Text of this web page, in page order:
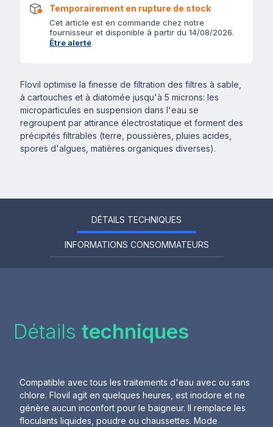
Temporairement en rupture de stock
Cet article est en commande chez notre
fournisseur et disponible à partir du 14/08/2026.
Être alerté
Flovil optimise la finesse de filtration des filtres à sable,
à cartouches et à diatomée jusqu'à 5 microns: les
microparticules en suspension dans l'eau se
regroupent par attirance électrostatique et forment des
précipités filtrables (terre, poussières, pluies acides,
spores d'algues, matières organiques diverses).
DÉTAILS TECHNIQUES
INFORMATIONS CONSOMMATEURS
Détailstechniques
Compatible avec tous les traitements d'eau avec ou sans
chlore. Flovil agit en quelques heures, est inodore et ne
génère aucun inconfort pour le baigneur. Il remplace les
floculants liquides, poudre ou chaussettes. Mode